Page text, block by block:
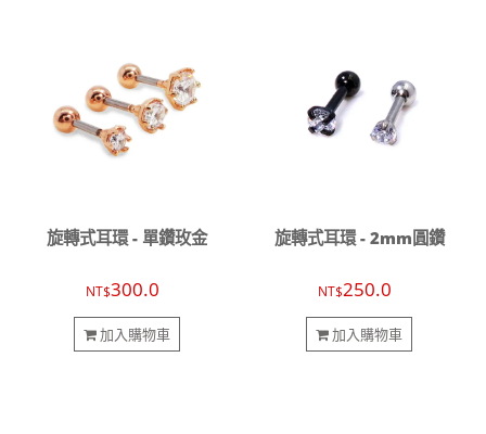
旋轉式耳環 - 單鑽玫金
NT$300.0
加入購物車
旋轉式耳環 - 2mm圓鑽
NT$250.0
加入購物車